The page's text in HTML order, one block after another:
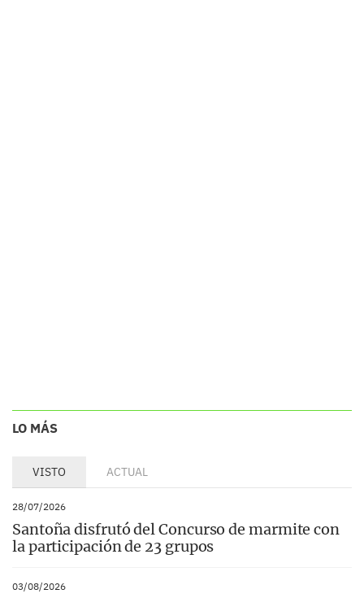
LO MÁS
VISTO ACTUAL
28/07/2026
Santoña disfrutó del Concurso de marmite con
la participación de 23 grupos
03/08/2026